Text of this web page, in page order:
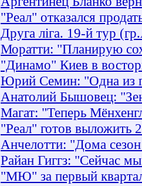
"Реал" отказался
Друга ліга. 19-й тур
Моратти: "Планирую
"Динамо" Киев в
Юрий Семин: "Одна из
Анатолий Бышовец:
Магат: "Теперь
"Реал" готов выложить
Анчелотти: "Дома
Райан Гиггз: "Сейчас
"МЮ" за первый